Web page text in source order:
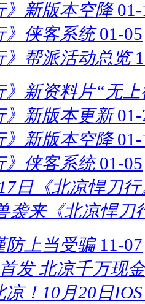
》新版本空降
》侠客系统 01-05
》帮派活动总览
》新资料片“无
》新版本更新
》新版本空降
》侠客系统 01-05
日《北凉悍刀
袭来《北凉悍刀
防上当受骗 11-07
发 北凉千万现
凉！10月20日